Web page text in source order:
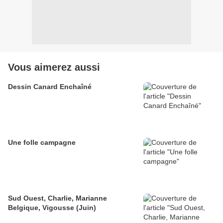
Vous aimerez aussi
Dessin Canard Enchaîné
Une folle campagne
Sud Ouest, Charlie, Marianne
Belgique, Vigousse (Juin)